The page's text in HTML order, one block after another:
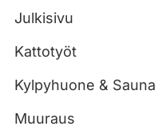
Julkisivu
Kattotyöt
Kylpyhuone & Sauna
Muuraus